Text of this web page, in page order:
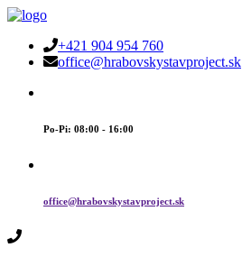
+421 904 954 760
office@hrabovskystavproject.sk
Po-Pi: 08:00 - 16:00
office@hrabovskystavproject.sk